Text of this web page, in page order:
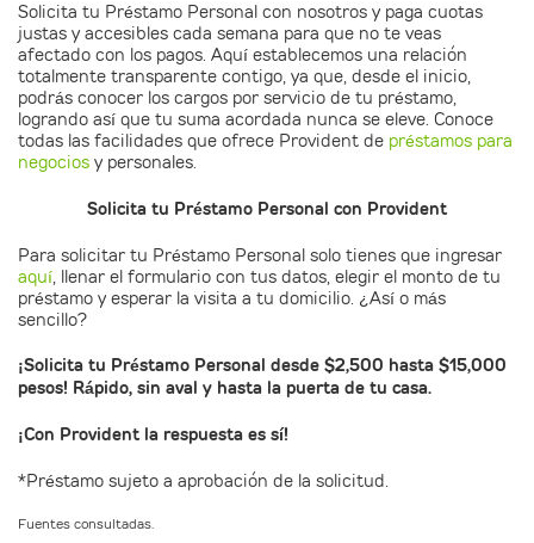
Solicita tu Préstamo Personal con nosotros y paga cuotas
justas y accesibles cada semana para que no te veas
afectado con los pagos. Aquí establecemos una relación
totalmente transparente contigo, ya que, desde el inicio,
podrás conocer los cargos por servicio de tu préstamo,
logrando así que tu suma acordada nunca se eleve. Conoce
todas las facilidades que ofrece Provident de préstamos para
negocios y personales.
Solicita tu Préstamo Personal con Provident
Para solicitar tu Préstamo Personal solo tienes que ingresar
aquí, llenar el formulario con tus datos, elegir el monto de tu
préstamo y esperar la visita a tu domicilio. ¿Así o más
sencillo?
¡Solicita tu Préstamo Personal desde $2,500 hasta $15,000
pesos! Rápido, sin aval y hasta la puerta de tu casa.
¡Con Provident la respuesta es sí!
*Préstamo sujeto a aprobación de la solicitud.
Fuentes consultadas.